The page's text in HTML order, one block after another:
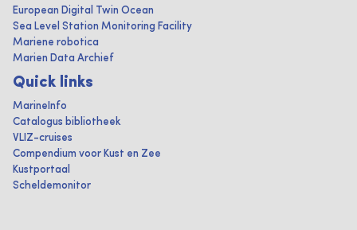
European Digital Twin Ocean
Sea Level Station Monitoring Facility
Mariene robotica
Marien Data Archief
Quick links
MarineInfo
Catalogus bibliotheek
VLIZ-cruises
Compendium voor Kust en Zee
Kustportaal
Scheldemonitor